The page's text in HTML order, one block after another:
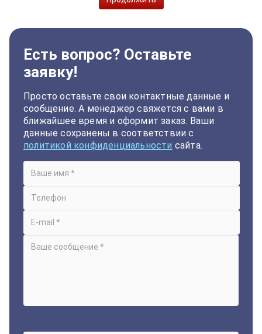
Есть вопрос? Оставьте
заявку!
Просто оставьте свои контактные данные и
сообщение. А менеджер свяжется с вами в
ближайшее время и оформит заказ. Ваши
данные сохранены в соответствии с
политикой конфиденциальности сайта.